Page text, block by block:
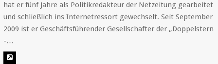
hat er fünf Jahre als Politikredakteur der Netzeitung gearbeitet
und schließlich ins Internetressort gewechselt. Seit September
2009 ist er Geschäftsführender Gesellschafter der „Doppelstern
-…